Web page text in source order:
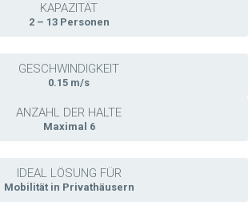
KAPAZITÄT
2 – 13 Personen
GESCHWINDIGKEIT
0.15 m/s
ANZAHL DER HALTE
Maximal 6
IDEAL LÖSUNG FÜR
Mobilität in Privathäusern